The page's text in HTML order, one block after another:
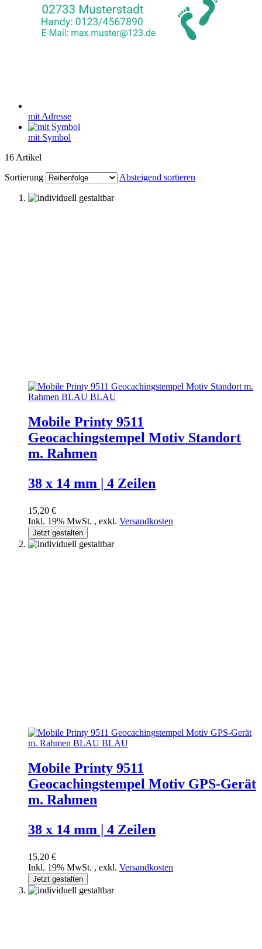
mit Adresse
mit Symbol
16 Artikel
Sortierung
Absteigend sortieren
Mobile Printy 9511
Geocachingstempel Motiv Standort
m. Rahmen
38 x 14 mm | 4 Zeilen
15,20 €
Inkl. 19% MwSt. , exkl. Versandkosten
Jetzt gestalten
Mobile Printy 9511
Geocachingstempel Motiv GPS-Gerät
m. Rahmen
38 x 14 mm | 4 Zeilen
15,20 €
Inkl. 19% MwSt. , exkl. Versandkosten
Jetzt gestalten